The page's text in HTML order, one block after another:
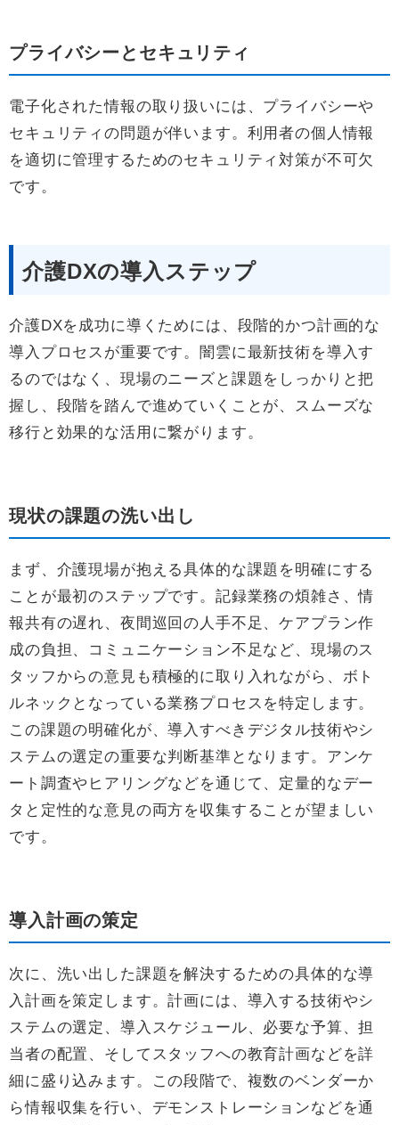
プライバシーとセキュリティ
電子化された情報の取り扱いには、プライバシーや
セキュリティの問題が伴います。利用者の個人情報
を適切に管理するためのセキュリティ対策が不可欠
です。
介護DXの導入ステップ
介護DXを成功に導くためには、段階的かつ計画的な
導入プロセスが重要です。闇雲に最新技術を導入す
るのではなく、現場のニーズと課題をしっかりと把
握し、段階を踏んで進めていくことが、スムーズな
移行と効果的な活用に繋がります。
現状の課題の洗い出し
まず、介護現場が抱える具体的な課題を明確にする
ことが最初のステップです。記録業務の煩雑さ、情
報共有の遅れ、夜間巡回の人手不足、ケアプラン作
成の負担、コミュニケーション不足など、現場のス
タッフからの意見も積極的に取り入れながら、ボト
ルネックとなっている業務プロセスを特定します。
この課題の明確化が、導入すべきデジタル技術やシ
ステムの選定の重要な判断基準となります。アンケ
ート調査やヒアリングなどを通じて、定量的なデー
タと定性的な意見の両方を収集することが望ましい
です。
導入計画の策定
次に、洗い出した課題を解決するための具体的な導
入計画を策定します。計画には、導入する技術やシ
ステムの選定、導入スケジュール、必要な予算、担
当者の配置、そしてスタッフへの教育計画などを詳
細に盛り込みます。この段階で、複数のベンダーか
ら情報収集を行い、デモンストレーションなどを通